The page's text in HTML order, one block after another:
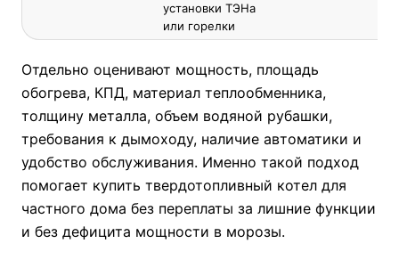
установки ТЭНа
или горелки
Отдельно оценивают мощность, площадь
обогрева, КПД, материал теплообменника,
толщину металла, объем водяной рубашки,
требования к дымоходу, наличие автоматики и
удобство обслуживания. Именно такой подход
помогает купить твердотопливный котел для
частного дома без переплаты за лишние функции
и без дефицита мощности в морозы.